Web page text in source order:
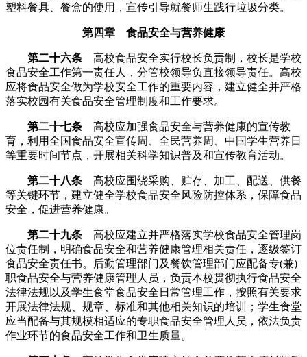
塑料餐具、餐盒的使用，宣传引导就餐师生践行垃圾分类。
第四章 食品安全与营养健康
第二十六条 高校食品安全实行校长负责制，校长是学校
食品安全工作第一责任人，分管校领导负直接领导责任。高校
应将食品安全做为学校安全工作的重要内容，建立健全并严格
落实校园有关食品安全管理制度和工作要求。
第二十七条 高校应加强食品安全与营养健康的宣传教
育，利用全国食品安全宣传周、全民营养周、中国学生营养日
等重要时间节点，开展相关科学知识普及和宣传教育活动。
第二十八条 高校应围绕采购、贮存、加工、配送、供餐
等关键环节，建立健全学校食品安全风险防控体系，保障食品
安全，促进营养健康。
第二十九条 高校应建立并严格落实学校食品安全管理岗
位责任制，明确食品安全和营养健康管理相关责任，逐级签订
食品安全责任书。后勤管理部门及餐饮管理部门应配备专(兼)
职食品安全与营养健康管理人员，负责本校贯彻执行食品安全
法律法规以及学生食堂食品安全日常管理工作，按照有关要求
开展法律法规、规章、标准和其他相关知识的培训；学生食堂
应当配备与其规模相适应的专职食品安全管理人员，依法负责
作业环节的食品安全工作和卫生质量。